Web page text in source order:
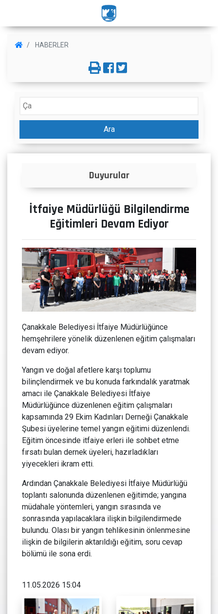
HABERLER
Ara
İtfaiye Müdürlüğü Bilgilendirme
Eğitimleri Devam Ediyor
Çanakkale Belediyesi İtfaiye Müdürlüğünce
hemşehrilere yönelik düzenlenen eğitim çalışmaları
devam ediyor.
Yangın ve doğal afetlere karşı toplumu
bilinçlendirmek ve bu konuda farkındalık yaratmak
amacı ile Çanakkale Belediyesi İtfaiye
Müdürlüğünce düzenlenen eğitim çalışmaları
kapsamında 29 Ekim Kadınları Derneği Çanakkale
Şubesi üyelerine temel yangın eğitimi düzenlendi.
Eğitim öncesinde itfaiye erleri ile sohbet etme
fırsatı bulan dernek üyeleri, hazırladıkları
yiyecekleri ikram etti.
Ardından Çanakkale Belediyesi İtfaiye Müdürlüğü
toplantı salonunda düzenlenen eğitimde; yangına
müdahale yöntemleri, yangın sırasında ve
sonrasında yapılacaklara ilişkin bilgilendirmede
bulundu. Olası bir yangın tehlikesinin önlenmesine
ilişkin de bilgilerin aktarıldığı eğitim, soru cevap
bölümü ile sona erdi.
11.05.2026 15:04